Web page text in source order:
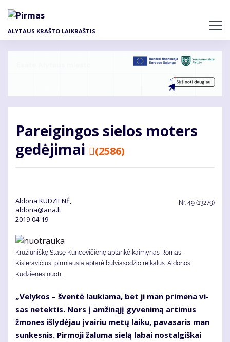
pagrindinį
ALYTAUS KRAŠTO LAIKRAŠTIS
Pa­rei­gin­gos sie­los mo­ters
ge­dė­ji­mai
(2586)
Aldona KUDZIENĖ,
aldona@ana.lt
2019-04-19
Nr. 49 (13279)
Kružiūniškę Stasę Kuncevičienę aplankė kaimynas Romas
Kisleravičius, pirmiausia aptarė bulviasodžio reikalus. Aldonos
Kudzienes nuotr.
„Ve­ly­kos – šven­tė lau­kia­ma, bet ji man pri­me­na vi­
sas ne­tek­tis. Nors į am­ži­ną­jį gy­ve­ni­mą ar­ti­mus
žmo­nes iš­ly­dė­jau įvai­riu me­tų lai­ku, pa­va­sa­ris man
sun­kes­nis. Pir­mo­ji ža­lu­ma sie­lą la­bai nos­tal­giš­kai